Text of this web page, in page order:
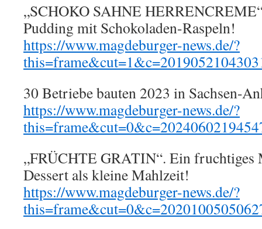
„SCHOKO SAHNE
Pudding mit Schokoladen-Raspeln!
https://www.magdeburger-news.de/?
30 Betriebe bauten 2023 in Sachsen-
https://www.magdeburger-news.de/?
„FRÜCHTE GRATIN“. Ein fruchtiges
Dessert als kleine Mahlzeit!
https://www.magdeburger-news.de/?